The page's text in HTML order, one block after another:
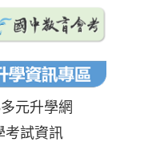
元升學網
考試資訊